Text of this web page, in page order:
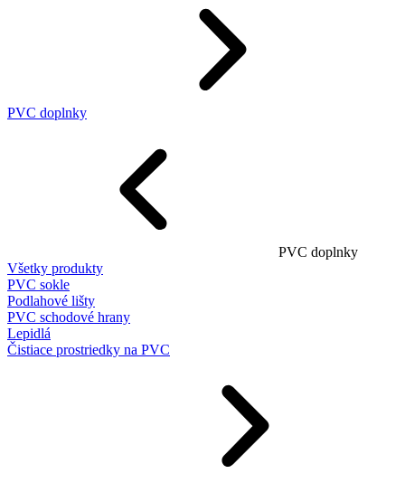
PVC doplnky
PVC doplnky
Všetky produkty
PVC sokle
Podlahové lišty
PVC schodové hrany
Lepidlá
Čistiace prostriedky na PVC